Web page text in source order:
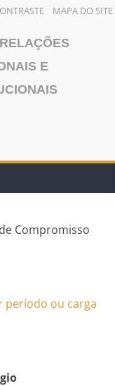
MAPA DO SITE
E
Compromisso
período ou carga